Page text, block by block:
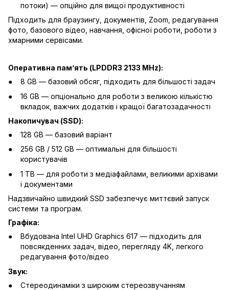
потоки) — опційно для вищої продуктивності
Підходить для браузингу, документів, Zoom, редагування
фото, базового відео, навчання, офісної роботи, роботи з
хмарними сервісами.
Оперативна памʼять (LPDDR3 2133 MHz):
8 GB — базовий обсяг, підходить для більшості задач
16 GB — опціонально для роботи з великою кількістю
вкладок, важчих додатків і кращої багатозадачності
Накопичувач (SSD):
128 GB — базовий варіант
256 GB / 512 GB — оптимальні для більшості
користувачів
1 TB — для роботи з медіафайлами, великими архівами
і документами
Надзвичайно швидкий SSD забезпечує миттєвий запуск
системи та програм.
Графіка:
Вбудована Intel UHD Graphics 617 — підходить для
повсякденних задач, відео, перегляду 4K, легкого
редагування фото/відео
Звук:
Стереодинаміки з широким стереозвучанням